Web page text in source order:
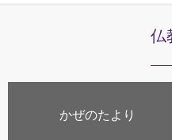
仏
かぜのたより